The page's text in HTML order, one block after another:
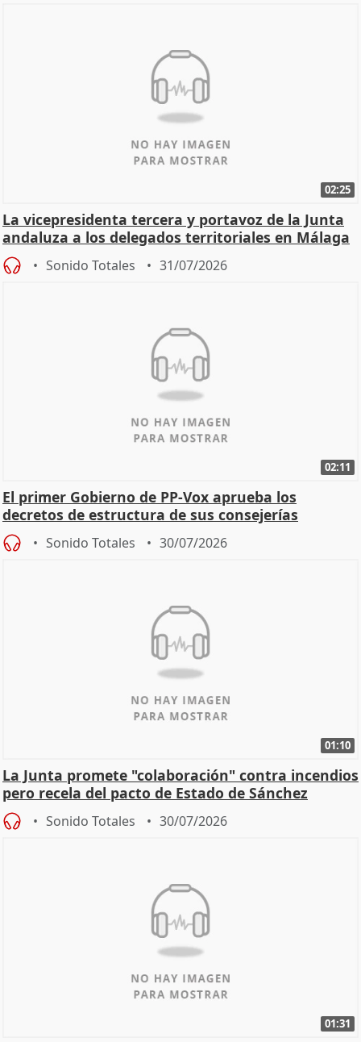
02:25
La vicepresidenta tercera y portavoz de la Junta
andaluza a los delegados territoriales en Málaga
Sonido Totales 31/07/2026
02:11
El primer Gobierno de PP-Vox aprueba los
decretos de estructura de sus consejerías
Sonido Totales 30/07/2026
01:10
La Junta promete "colaboración" contra incendios
pero recela del pacto de Estado de Sánchez
Sonido Totales 30/07/2026
01:31